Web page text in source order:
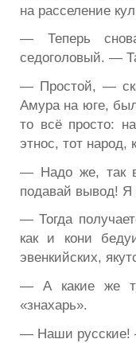
на расселение
— Теперь
седоголовый. —
— Простой, —
Амура на юге,
то всё просто:
этнос, тот
— Надо же, так
подавай вывод! Я
— Тогда
как и кони
эвенкийских,
— А какие же
«знахарь».
— Наши русские!